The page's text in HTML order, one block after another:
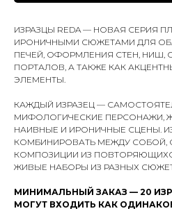
ИЗРАЗЦЫ REDA — НОВАЯ СЕРИЯ
ИРОНИЧНЫМИ СЮЖЕТАМИ ДЛЯ
ПЕЧЕЙ, ОФОРМЛЕНИЯ СТЕН,
ПОРТАЛОВ, А ТАКЖЕ КАК
ЭЛЕМЕНТЫ.
КАЖДЫЙ ИЗРАЗЕЦ —
МИФОЛОГИЧЕСКИЕ ПЕРСОНАЖИ,
НАИВНЫЕ И ИРОНИЧНЫЕ СЦЕНЫ.
КОМБИНИРОВАТЬ МЕЖДУ СОБОЙ,
КОМПОЗИЦИИ ИЗ
ЖИВЫЕ НАБОРЫ ИЗ РАЗНЫХ
МИНИМАЛЬНЫЙ ЗАКАЗ — 20
МОГУТ ВХОДИТЬ КАК